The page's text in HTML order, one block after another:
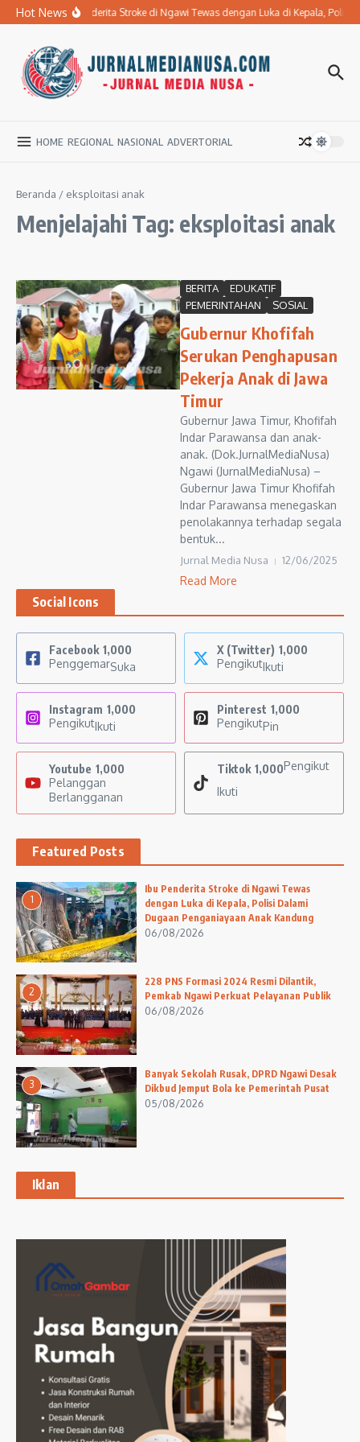
Lewati ke konten
Hot NewsIbu Penderita Stroke di Ngawi Tewas dengan Luka di Kepala, Polisi
HOME REGIONAL NASIONAL ADVERTORIAL
Beranda / eksploitasi anak
Menjelajahi Tag: eksploitasi anak
BERITA
EDUKATIF
PEMERINTAHAN
SOSIAL
Gubernur Khofifah
Serukan Penghapusan
Pekerja Anak di Jawa
Timur
Gubernur Jawa Timur, Khofifah
Indar Parawansa dan anak-
anak. (Dok.JurnalMediaNusa)
Ngawi (JurnalMediaNusa) –
Gubernur Jawa Timur Khofifah
Indar Parawansa menegaskan
penolakannya terhadap segala
bentuk...
Jurnal Media Nusa 12/06/2025
Read More
Social Icons
Facebook 1,000
PenggemarSuka
X (Twitter) 1,000
PengikutIkuti
Instagram 1,000
PengikutIkuti
Pinterest 1,000
PengikutPin
Youtube 1,000
Pelanggan
Berlangganan
Tiktok 1,000Pengikut
Ikuti
Featured Posts
1
Ibu Penderita Stroke di Ngawi Tewas
dengan Luka di Kepala, Polisi Dalami
Dugaan Penganiayaan Anak Kandung
06/08/2026
2
228 PNS Formasi 2024 Resmi Dilantik,
Pemkab Ngawi Perkuat Pelayanan Publik
06/08/2026
3
Banyak Sekolah Rusak, DPRD Ngawi Desak
Dikbud Jemput Bola ke Pemerintah Pusat
05/08/2026
Iklan